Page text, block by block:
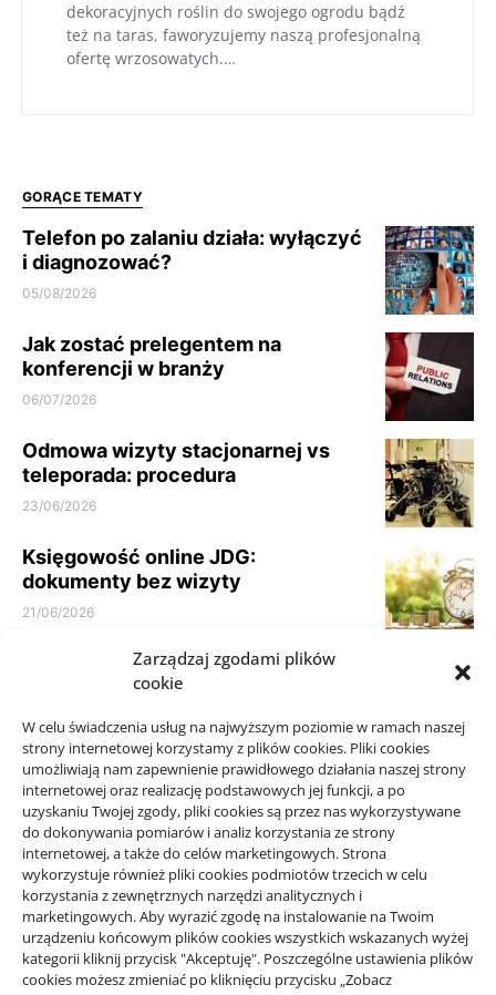
Zarządzaj zgodami plików
cookie
W celu świadczenia usług na najwyższym poziomie w ramach naszej
strony internetowej korzystamy z plików cookies. Pliki cookies
umożliwiają nam zapewnienie prawidłowego działania naszej strony
internetowej oraz realizację podstawowych jej funkcji, a po
uzyskaniu Twojej zgody, pliki cookies są przez nas wykorzystywane
do dokonywania pomiarów i analiz korzystania ze strony
internetowej, a także do celów marketingowych. Strona
wykorzystuje również pliki cookies podmiotów trzecich w celu
korzystania z zewnętrznych narzędzi analitycznych i
marketingowych. Aby wyrazić zgodę na instalowanie na Twoim
urządzeniu końcowym plików cookies wszystkich wskazanych wyżej
kategorii kliknij przycisk "Akceptuję". Poszczególne ustawienia plików
cookies możesz zmieniać po kliknięciu przycisku „Zobacz
dekoracyjnych roślin do swojego ogrodu bądź
też na taras, faworyzujemy naszą profesjonalną
ofertę wrzosowatych.…
GORĄCE TEMATY
Telefon po zalaniu działa: wyłączyć
i diagnozować?
05/08/2026
Jak zostać prelegentem na
konferencji w branży
06/07/2026
Odmowa wizyty stacjonarnej vs
teleporada: procedura
23/06/2026
Księgowość online JDG:
dokumenty bez wizyty
21/06/2026
Parkiet do domu do spokojnego
wnętrza: jak nie kierować się
10/06/2026
Projekty domów Rzeszów
wizytówki nap